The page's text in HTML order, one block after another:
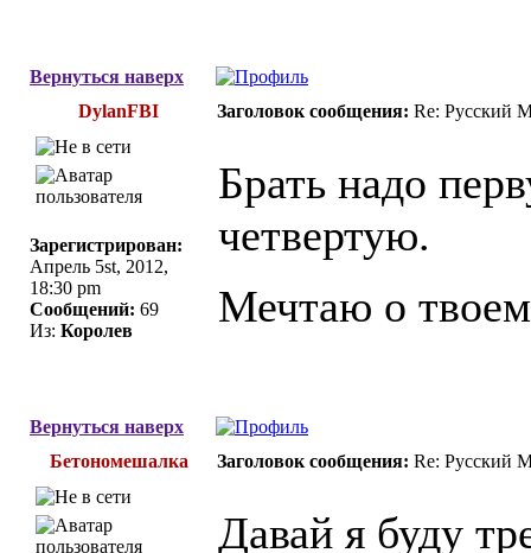
Вернуться наверх
DylanFBI
Заголовок сообщения: Re: Русский
Зарегистрирован:
Апрель 5st, 2012,
18:30 pm
Сообщений: 69
Из: Королев
Брать надо
четвертую.
Мечтаю о
Вернуться наверх
Бетономешалкa
Заголовок сообщения: Re: Русский
Давай я буду